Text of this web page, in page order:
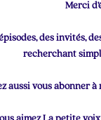
Merci
des invités,
recherchant
aussi vous abonner